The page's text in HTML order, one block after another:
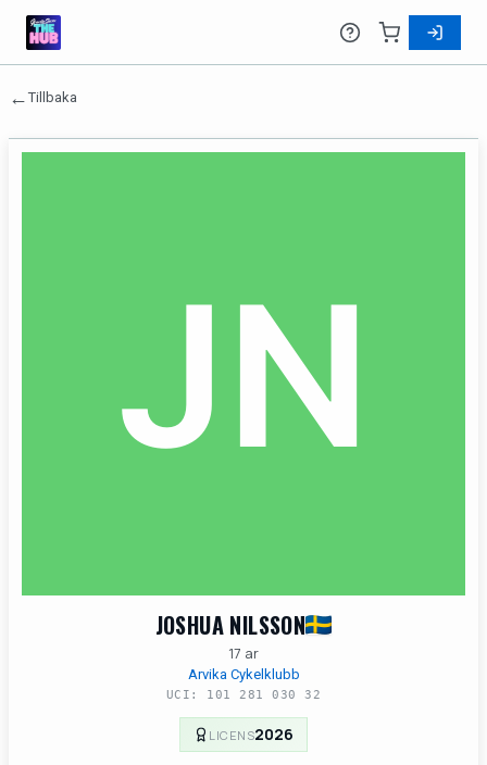
←Tillbaka
JOSHUA NILSSON
17 ar
Arvika Cykelklubb
UCI: 101 281 030 32
LICENS2026